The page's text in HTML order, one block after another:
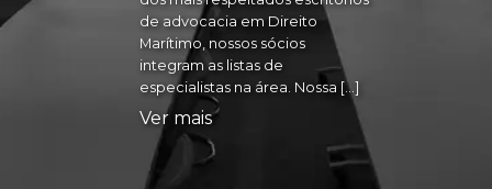
de advocacia em Direito
Marítimo, nossos sócios
integram as listas de
especialistas na área. Nossa […]
Ver mais